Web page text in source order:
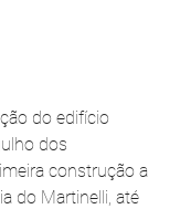
do edifício
dos
construção a
do Martinelli, até